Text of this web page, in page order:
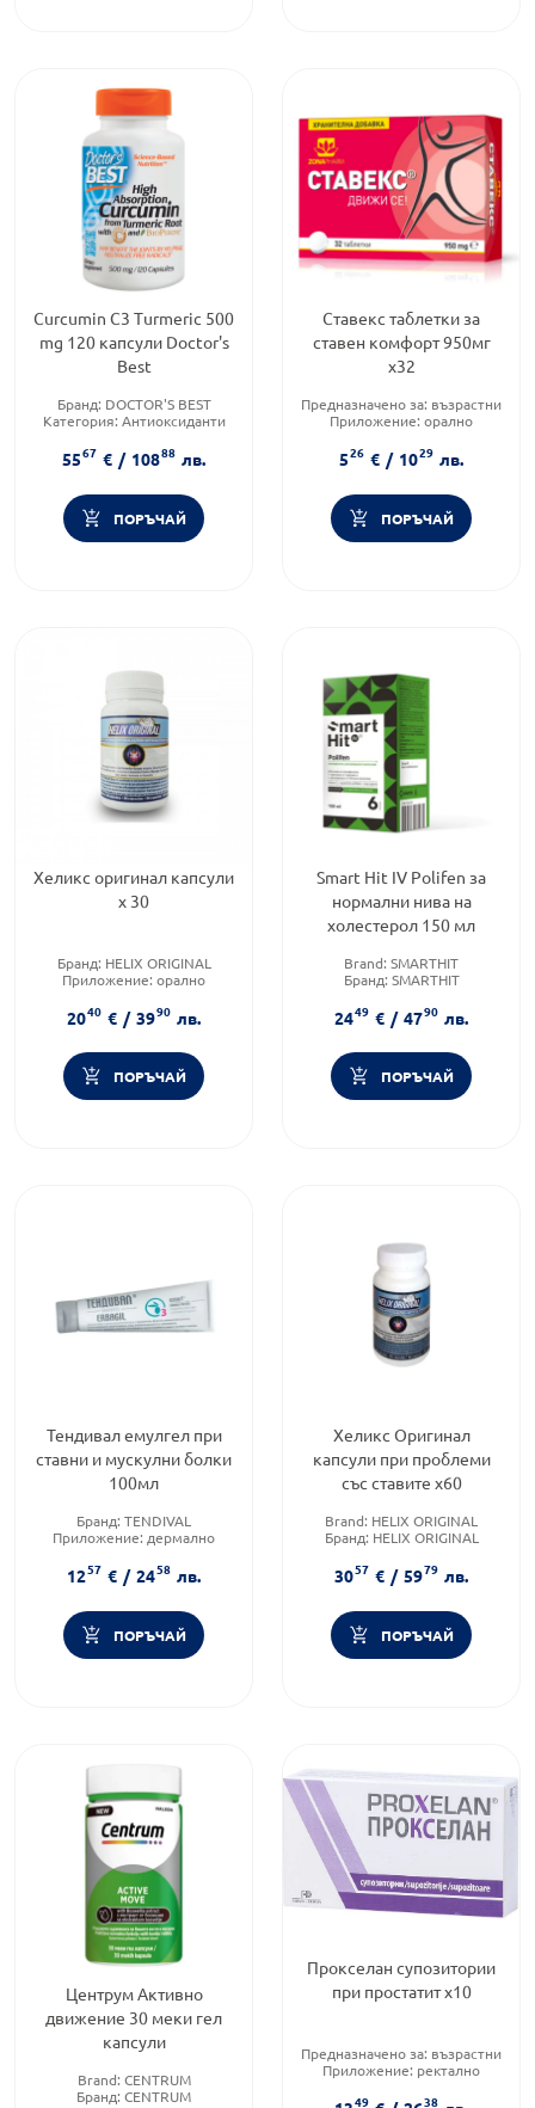
Curcumin C3 Turmeric 500
mg 120 капсули Doctor's
Best
Бранд: DOCTOR'S BEST
Категория: Антиоксиданти
5567 € / 10888 лв.
ПОРЪЧАЙ
Ставекс таблетки за
ставен комфорт 950мг
х32
Предназначено за: възрастни
Приложение: орално
526 € / 1029 лв.
ПОРЪЧАЙ
Хеликс оригинал капсули
х 30
Бранд: HELIX ORIGINAL
Приложение: орално
2040 € / 3990 лв.
ПОРЪЧАЙ
Smart Hit IV Polifen за
нормални нива на
холестерол 150 мл
Brand: SMARTHIT
Бранд: SMARTHIT
2449 € / 4790 лв.
ПОРЪЧАЙ
Тендивал емулгел при
ставни и мускулни болки
100мл
Бранд: TENDIVAL
Приложение: дермално
1257 € / 2458 лв.
ПОРЪЧАЙ
Хеликс Oригинал
капсули при проблеми
със ставите х60
Brand: HELIX ORIGINAL
Бранд: HELIX ORIGINAL
3057 € / 5979 лв.
ПОРЪЧАЙ
Центрум Активно
движение 30 меки гел
капсули
Brand: CENTRUM
Бранд: CENTRUM
Прокселан супозитории
при простатит х10
Предназначено за: възрастни
Приложение: ректално
супозитории
49 38